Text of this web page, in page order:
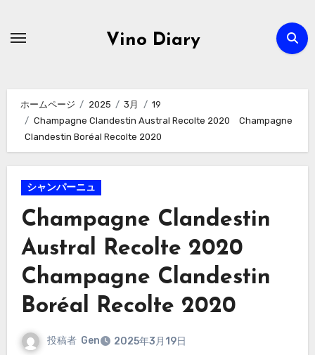
Vino Diary
ホームページ 2025 3月
19
Champagne Clandestin Austral Recolte 2020 Champagne
Clandestin Boréal Recolte 2020
シャンパーニュ
Champagne Clandestin
Austral Recolte 2020
Champagne Clandestin
Boréal Recolte 2020
投稿者 Gen 2025年3月19日